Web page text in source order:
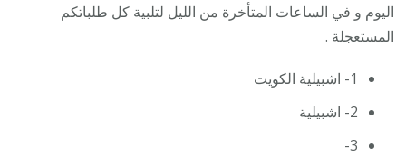
اليوم و في الساعات المتأخرة من الليل لتلبية كل طلباتكم
المستعجلة .
1- اشبيلية الكويت
2- اشبيلية
3-